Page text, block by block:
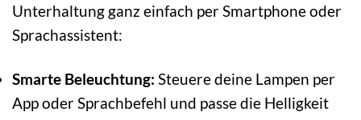
Unterhaltung ganz einfach per Smartphone oder
Sprachassistent:
Smarte Beleuchtung: Steuere deine Lampen per
App oder Sprachbefehl und passe die Helligkeit